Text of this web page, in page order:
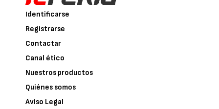
Identificarse
Registrarse
Contactar
Canal ético
Nuestros productos
Quiénes somos
Aviso Legal